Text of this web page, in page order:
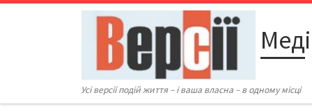
Перейти до вмісту
Усі версії подій життя – і ваша власна – в одному місці